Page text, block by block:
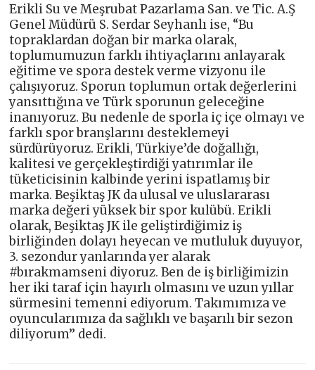
Erikli Su ve Meşrubat Pazarlama San. ve Tic. A.Ş
Genel Müdürü S. Serdar Seyhanlı ise, “Bu
topraklardan doğan bir marka olarak,
toplumumuzun farklı ihtiyaçlarını anlayarak
eğitime ve spora destek verme vizyonu ile
çalışıyoruz. Sporun toplumun ortak değerlerini
yansıttığına ve Türk sporunun geleceğine
inanıyoruz. Bu nedenle de sporla iç içe olmayı ve
farklı spor branşlarını desteklemeyi
sürdürüyoruz. Erikli, Türkiye’de doğallığı,
kalitesi ve gerçekleştirdiği yatırımlar ile
tüketicisinin kalbinde yerini ispatlamış bir
marka. Beşiktaş JK da ulusal ve uluslararası
marka değeri yüksek bir spor kulübü. Erikli
olarak, Beşiktaş JK ile geliştirdiğimiz iş
birliğinden dolayı heyecan ve mutluluk duyuyor,
3. sezondur yanlarında yer alarak
#bırakmamseni diyoruz. Ben de iş birliğimizin
her iki taraf için hayırlı olmasını ve uzun yıllar
sürmesini temenni ediyorum. Takımımıza ve
oyuncularımıza da sağlıklı ve başarılı bir sezon
diliyorum’’ dedi.